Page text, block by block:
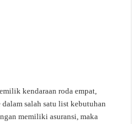
kendaraan roda empat,
salah satu list kebutuhan
memiliki asuransi, maka